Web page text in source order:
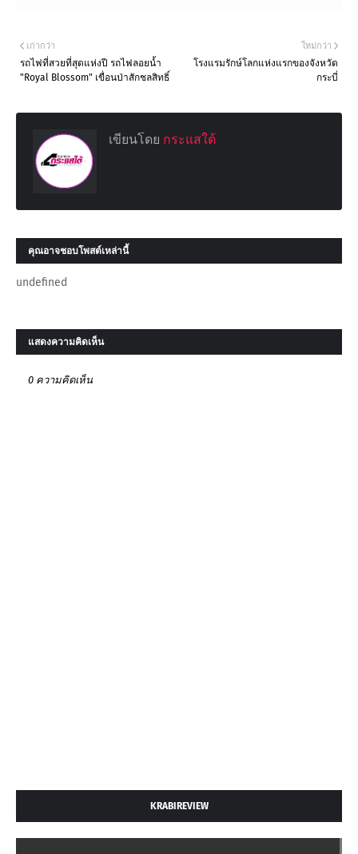
ใหม่กว่า
โรงแรมรักษ์โลกแห่งแรกของจังหวัด
กระบี่
เก่ากว่า
รถไฟที่สวยที่สุดแห่งปี รถไฟลอยน้ำ
"Royal Blossom" เขื่อนป่าสักชลสิทธิ์
เขียนโดย กระแสใต้
คุณอาจชอบโพสต์เหล่านี้
undefined
แสดงความคิดเห็น
0 ความคิดเห็น
KRABIREVIEW